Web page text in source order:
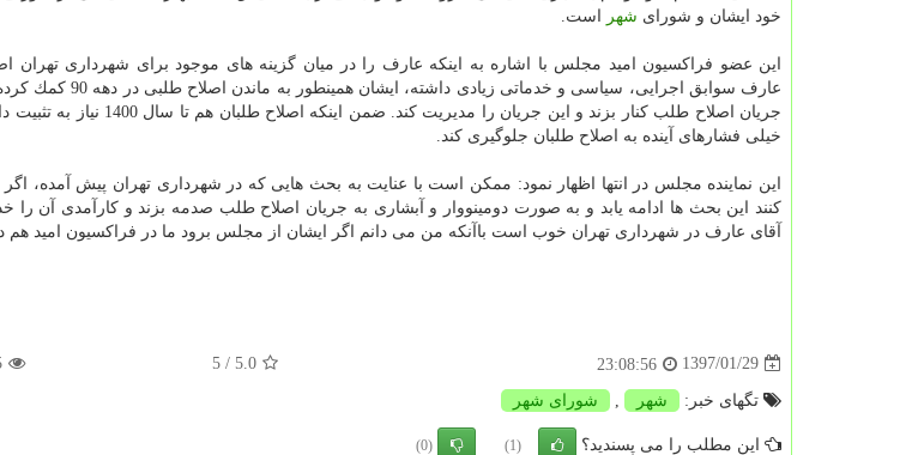
خود ایشان و شورای شهر است.
این عضو فراكسیون امید مجلس با اشاره به اینكه عارف را در میان گزینه های موجود برای شهرداری تهران
عارف سوابق اجرایی، سیاسی و
جریان اصلاح طلب كنار بزند و این جریان را
خیلی فشارهای آینده به اصلاح طلبان جلوگیری كند.
این نماینده مجلس در انتها اظهار نمود: ممكن است با عنایت به بحث هایی كه در شهرداری تهران پیش آمده،
كنند این بحث ها ادامه یابد و به صورت دومینووار و آبشاری به جریان اصلاح طلب صدمه بزند و كارآمدی آن را
آقای عارف در شهرداری تهران خوب است باآنكه من می دانم اگر ایشان از مجلس برود ما در فراكسیون امید هم
1397/01/29
23:08:56
5.0
/ 5
تگهای خبر: شهر شورای شهر
این مطلب را می پسندید؟ (1)
(0)